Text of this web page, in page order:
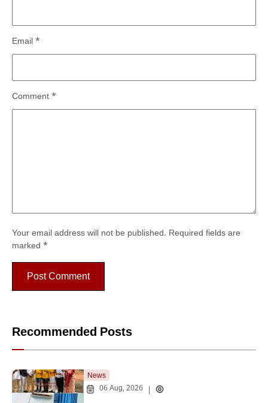
Your email address will not be published. Required fields are
marked *
Comment *
Email *
Recommended Posts
News
06 Aug, 2026